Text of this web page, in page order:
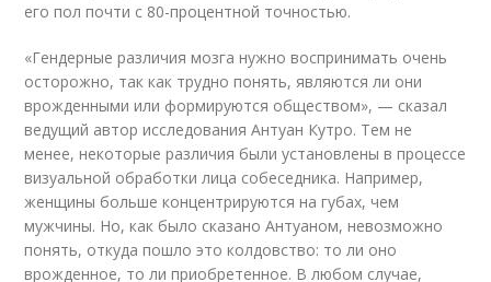
его пол почти с 80-процентной точностью.
«Гендерные различия мозга нужно воспринимать очень
осторожно, так как трудно понять, являются ли они
врожденными или формируются обществом», — сказал
ведущий автор исследования Антуан Кутро. Тем не
менее, некоторые различия были установлены в процессе
визуальной обработки лица собеседника. Например,
женщины больше концентрируются на губах, чем
мужчины. Но, как было сказано Антуаном, невозможно
понять, откуда пошло это колдовство: то ли оно
врожденное, то ли приобретенное. В любом случае,